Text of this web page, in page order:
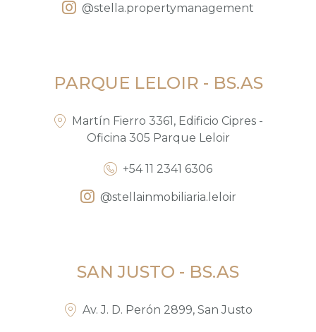
@stella.propertymanagement
PARQUE LELOIR - BS.AS
Martín Fierro 3361, Edificio Cipres -
Oficina 305 Parque Leloir
+54 11 2341 6306
@stellainmobiliaria.leloir
SAN JUSTO - BS.AS
Av. J. D. Perón 2899, San Justo